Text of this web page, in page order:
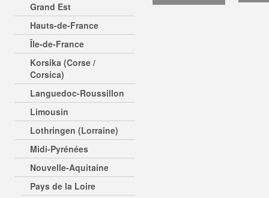
Grand Est
Hauts-de-France
Île-de-France
Korsika (Corse /
Corsica)
Languedoc-Roussillon
Limousin
Lothringen (Lorraine)
Midi-Pyrénées
Nouvelle-Aquitaine
Pays de la Loire